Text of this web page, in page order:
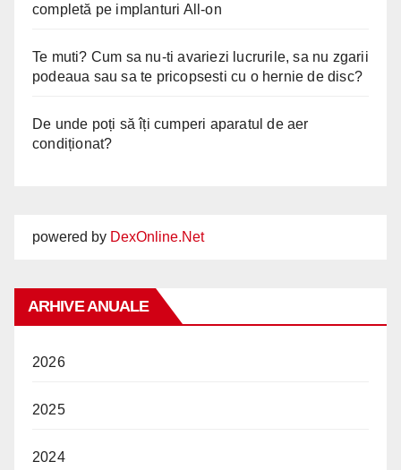
completă pe implanturi All-on
Te muti? Cum sa nu-ti avariezi lucrurile, sa nu zgarii
podeaua sau sa te pricopsesti cu o hernie de disc?
De unde poți să îți cumperi aparatul de aer
condiționat?
powered by DexOnline.Net
ARHIVE ANUALE
2026
2025
2024